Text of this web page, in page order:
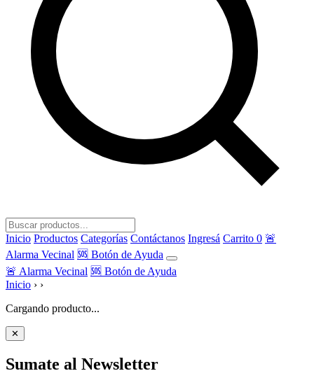
Inicio Productos Categorías Contáctanos Ingresá Carrito 0 🚨
Alarma Vecinal 🆘 Botón de Ayuda
🚨 Alarma Vecinal 🆘 Botón de Ayuda
Inicio › ›
Cargando producto...
✕
Sumate al Newsletter